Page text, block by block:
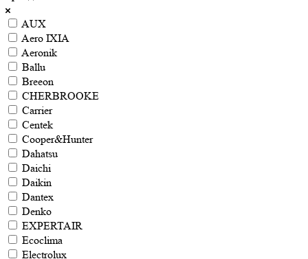
AUX
Aero IXIA
Aeronik
Ballu
Breeon
CHERBROOKE
Carrier
Centek
Cooper&Hunter
Dahatsu
Daichi
Daikin
Dantex
Denko
EXPERTAIR
Ecoclima
Electrolux